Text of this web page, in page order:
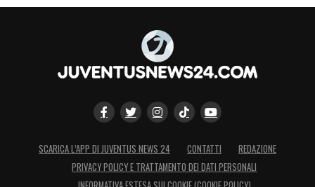
SCARICA L’APP DI JUVENTUS NEWS 24 CONTATTI
REDAZIONE
PRIVACY POLICY E TRATTAMENTO DEI DATI PERSONALI